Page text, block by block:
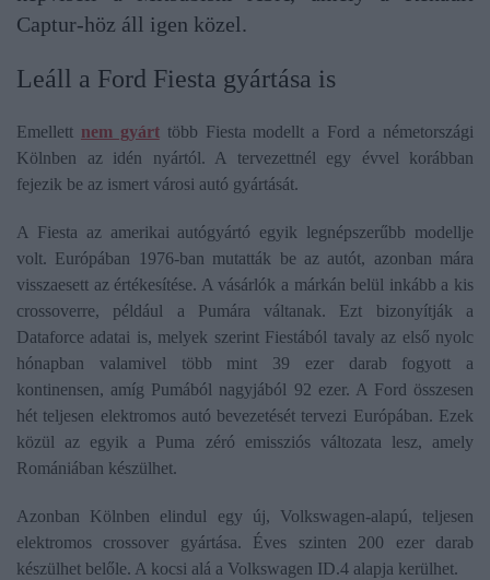
Captur-höz áll igen közel.
Leáll a Ford Fiesta gyártása is
Emellett nem gyárttöbb Fiesta modellt a Ford a németországi
Kölnben az idén nyártól. A tervezettnél egy évvel korábban
fejezik be az ismert városi autó gyártását.
A Fiesta az amerikai autógyártó egyik legnépszerűbb modellje
volt. Európában 1976-ban mutatták be az autót, azonban mára
visszaesett az értékesítése. A vásárlók a márkán belül inkább a kis
crossoverre, például a Pumára váltanak. Ezt bizonyítják a
Dataforce adatai is, melyek szerint Fiestából tavaly az első nyolc
hónapban valamivel több mint 39 ezer darab fogyott a
kontinensen, amíg Pumából nagyjából 92 ezer. A Ford összesen
hét teljesen elektromos autó bevezetését tervezi Európában. Ezek
közül az egyik a Puma zéró emissziós változata lesz, amely
Romániában készülhet.
Azonban Kölnben elindul egy új, Volkswagen-alapú, teljesen
elektromos crossover gyártása. Éves szinten 200 ezer darab
készülhet belőle. A kocsi alá a Volkswagen ID.4 alapja kerülhet.